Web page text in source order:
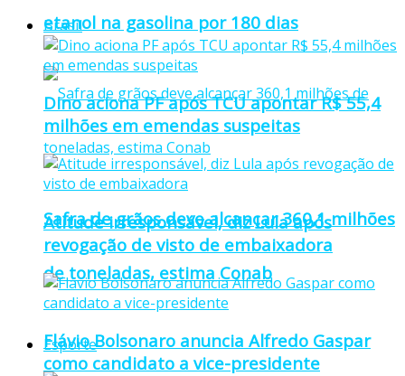
etanol na gasolina por 180 dias
Safra de grãos deve alcançar 360,1 milhões
de toneladas, estima Conab
Esporte
Brasil
Dino aciona PF após TCU apontar R$ 55,4
milhões em emendas suspeitas
Atitude irresponsável, diz Lula após
revogação de visto de embaixadora
Flávio Bolsonaro anuncia Alfredo Gaspar
como candidato a vice-presidente